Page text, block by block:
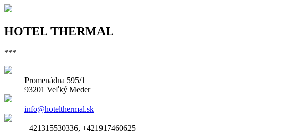
HOTEL THERMAL
***
Promenádna 595/1
93201 Veľký Meder
info@hotelthermal.sk
+421315530336, +421917460625